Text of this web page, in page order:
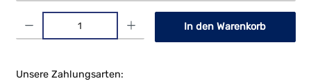
Produkt Anzahl: Gib den gewünschten Wert ein oder benutze die
In den Warenkorb
Unsere Zahlungsarten: